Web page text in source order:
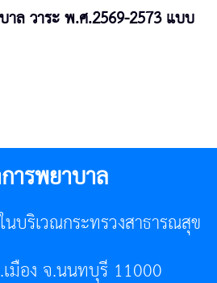
าล วาระ พ.ศ.2569-2573 แบบ
ารพยาบาล
บริเวณกระทรวงสาธารณสุข
มือง จ.นนทบุรี 11000